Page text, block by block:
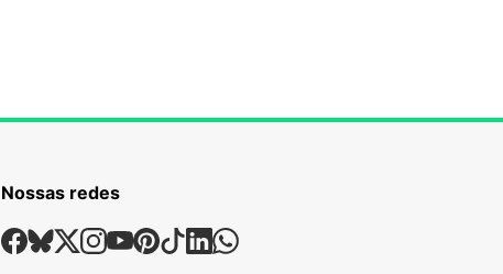
Nossas redes
Nossas Redes Sociais
Facebook
Bsky
X Instagram
Youtube
Pinterest
TiktokLinkedin
Whatsapp